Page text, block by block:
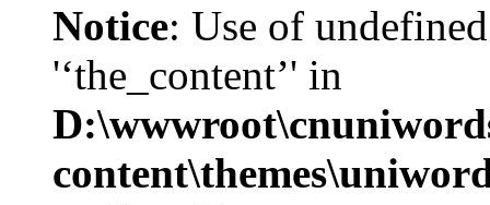
Notice: Use of
'‘the_content’' in